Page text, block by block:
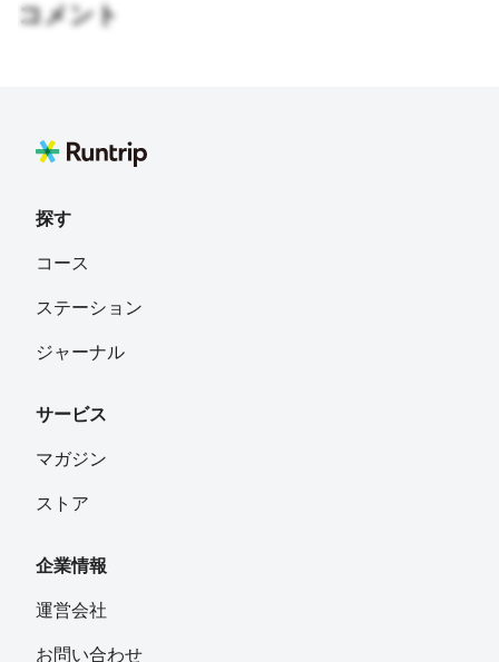
コメント
探す
コース
ステーション
ジャーナル
サービス
マガジン
ストア
企業情報
運営会社
お問い合わせ